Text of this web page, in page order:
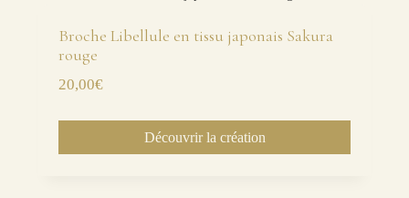
Broche Libellule en tissu japonais Sakura
rouge
20,00€
Découvrir la création